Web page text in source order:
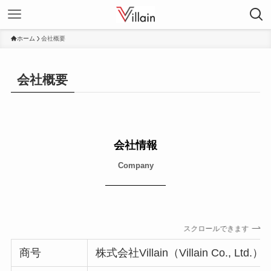
ホーム 会社概要
会社概要
会社情報
Company
スクロールできます
商号 株式会社Villain（Villain Co., Ltd.）